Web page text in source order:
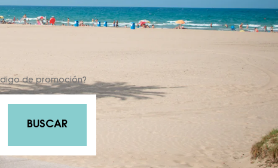
BUSCAR
de promoción?